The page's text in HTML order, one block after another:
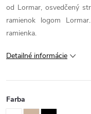
od Lormar, osvedčený
ramienok logom
ramienka.
Detailné informácie
Farba